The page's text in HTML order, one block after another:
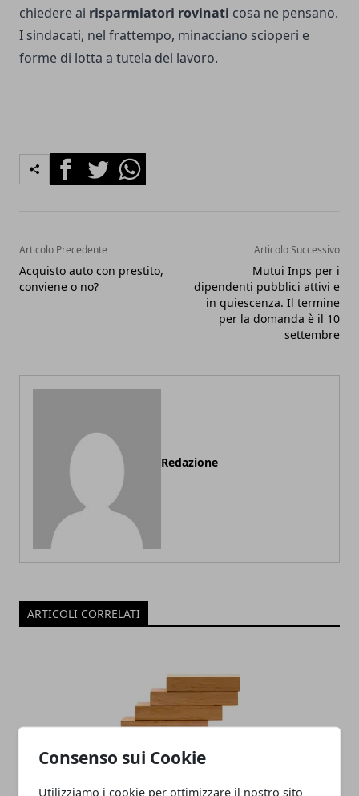
Consenso sui Cookie
Utilizziamo i cookie per ottimizzare il nostro sito
chiedere ai risparmiatori rovinati cosa ne pensano.
I sindacati, nel frattempo, minacciano scioperi e
forme di lotta a tutela del lavoro.
FacebookTwitterWhatsapp
Articolo Precedente
Acquisto auto con prestito,
conviene o no?
Articolo Successivo
Mutui Inps per i
dipendenti pubblici attivi e
in quiescenza. Il termine
per la domanda è il 10
settembre
Redazione
ARTICOLI CORRELATI
La rata del mutuo può aumentare?